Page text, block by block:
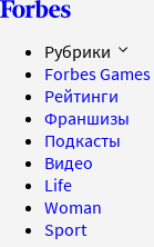
Рубрики
Forbes Games
Рейтинги
Франшизы
Подкасты
Видео
Life
Woman
Sport